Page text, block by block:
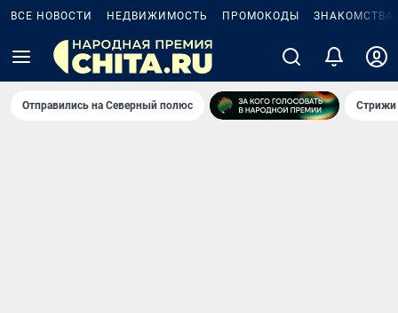
ВСЕ НОВОСТИ НЕДВИЖИМОСТЬ ПРОМОКОДЫ ЗНАКОМСТВА
Отправились на Северный полюс Стрижи